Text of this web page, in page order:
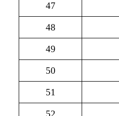
47
48
49
50
51
52